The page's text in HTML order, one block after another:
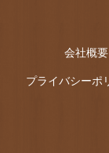
会社概要
プライバシーポ